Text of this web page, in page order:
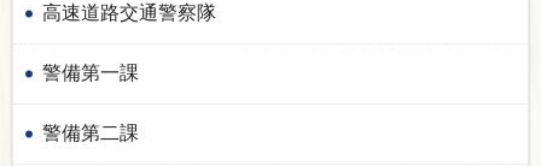
高速道路交通警察隊
警備第一課
警備第二課